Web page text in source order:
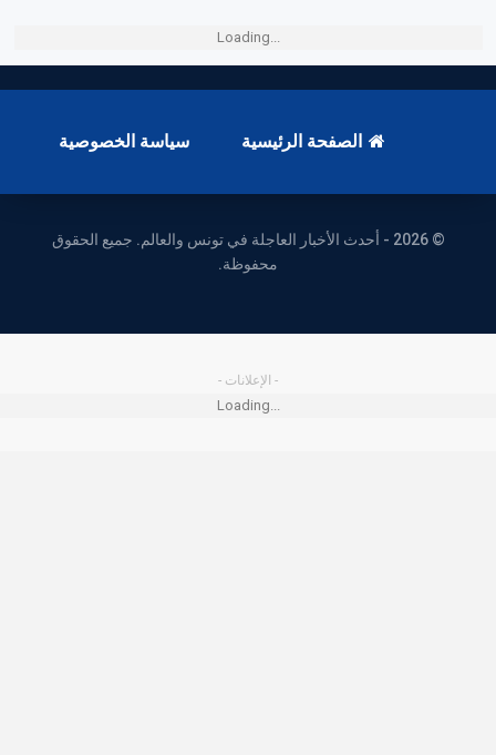
Loading...
الصفحة الرئيسية سياسة الخصوصية
© 2026 - أحدث الأخبار العاجلة في تونس والعالم. جميع الحقوق
محفوظة.
- الإعلانات -
Loading...